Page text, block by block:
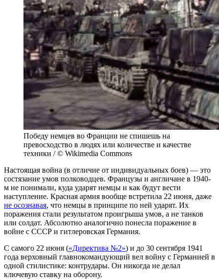
Победу немцев во Франции не спишешь на
превосходство в людях или количестве и качестве
техники / © Wikimedia Commons
Настоящая война (в отличие от индивидуальных боев) — это
состязание умов полководцев. Французы и англичане в 1940-
м не понимали, куда ударят немцы и как будут вести
наступление. Красная армия вообще встретила 22 июня, даже
не осознавая, что немцы в принципе по ней ударят. Их
поражения стали результатом проигрыша умов, а не танков
или солдат. Абсолютно аналогично понесла поражение в
войне с СССР и гитлеровская Германия.
С самого 22 июня («Директива №2») и до 30 сентября 1941
года верховный главнокомандующий вел войну с Германией в
одной стилистике: контрудары. Он никогда не делал
ключевую ставку на оборону.